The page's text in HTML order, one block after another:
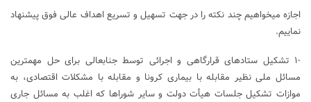
اجازه میخواهیم چند نکته را در جهت تسهیل و تسریع اهداف عالی فوق پیشنهاد
نماییم.
-۱ تشکیل ستادهای قرارگاهی و اجرائی توسط جنابعالی برای حل مهمترین
مسائل ملی نظیر مقابله با بیماری کرونا و مقابله با مشکلات اقتصادی، به
موازات تشکیل جلسات هیأت دولت و سایر شوراها که اغلب به مسائل جاری